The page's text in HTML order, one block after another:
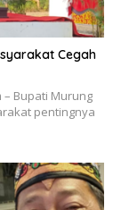
Cegah
– Bupati Murung
pentingnya